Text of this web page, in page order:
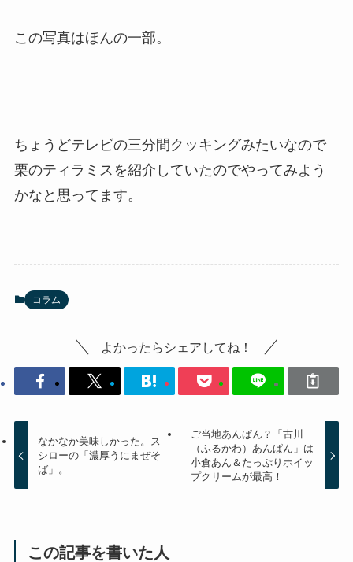
この写真はほんの一部。
ちょうどテレビの三分間クッキングみたいなので
栗のティラミスを紹介していたのでやってみよう
かなと思ってます。
コラム
よかったらシェアしてね！
なかなか美味しかった。ス
シローの「濃厚うにまぜそ
ば」。
ご当地あんぱん？「古川
（ふるかわ）あんぱん」は
小倉あん＆たっぷりホイッ
プクリームが最高！
この記事を書いた人